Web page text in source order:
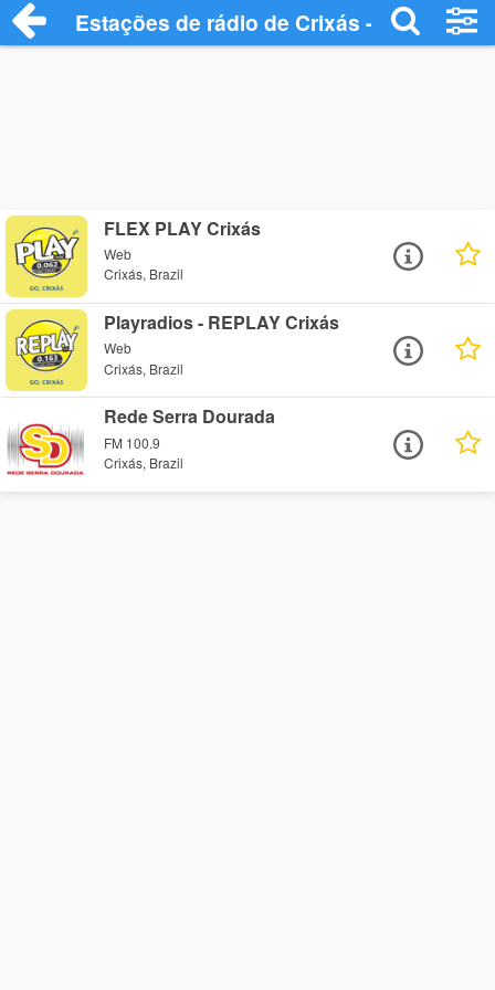
Estações de rádio de Crixás - Ouça
FLEX PLAY Crixás
Web
Crixás, Brazil
Playradios - REPLAY Crixás
Web
Crixás, Brazil
Rede Serra Dourada
FM 100.9
Crixás, Brazil